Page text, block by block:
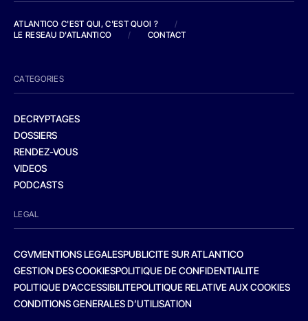
ATLANTICO C'EST QUI, C'EST QUOI ?
/
LE RESEAU D'ATLANTICO
/ CONTACT
CATEGORIES
DECRYPTAGES
DOSSIERS
RENDEZ-VOUS
VIDEOS
PODCASTS
LEGAL
CGVMENTIONS LEGALESPUBLICITE SUR ATLANTICO
GESTION DES COOKIESPOLITIQUE DE CONFIDENTIALITE
POLITIQUE D’ACCESSIBILITEPOLITIQUE RELATIVE AUX COOKIES
CONDITIONS GENERALES D’UTILISATION